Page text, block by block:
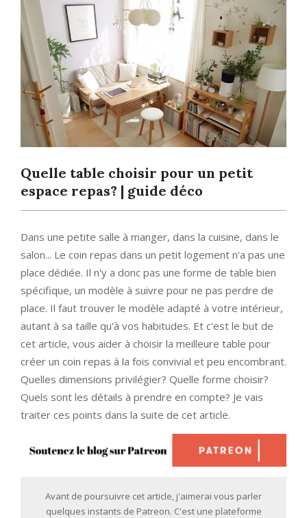
&
SLOW
LIVING
Menu
Quelle table choisir pour un petit
espace repas? | guide déco
Dans une petite salle à manger, dans la cuisine, dans le
salon... Le coin repas dans un petit logement n'a pas une
place dédiée. Il n'y a donc pas une forme de table bien
spécifique, un modèle à suivre pour ne pas perdre de
place. Il faut trouver le modèle adapté à votre intérieur,
autant à sa taille qu'à vos habitudes. Et c'est le but de
cet article, vous aider à choisir la meilleure table pour
créer un coin repas à la fois convivial et peu encombrant.
Quelles dimensions privilégier? Quelle forme choisir?
Quels sont les détails à prendre en compte? Je vais
traiter ces points dans la suite de cet article.
Avant de poursuivre cet article, j'aimerai vous parler
quelques instants de Patreon. C'est une plateforme